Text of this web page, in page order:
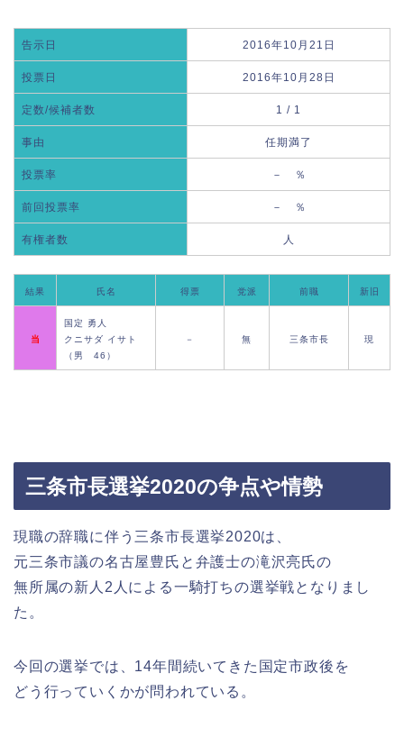
告示日 2016年10月21日
投票日 2016年10月28日
定数/候補者数 1 / 1
事由 任期満了
投票率 － ％
前回投票率 － ％
有権者数 人
結果 氏名 得票 党派 前職 新旧
当
国定 勇人
クニサダ イサト
（男 46）
－ 無 三条市長 現
三条市長選挙2020の争点や情勢
現職の辞職に伴う三条市長選挙2020は、
元三条市議の名古屋豊氏と弁護士の滝沢亮氏の
無所属の新人2人による一騎打ちの選挙戦となりまし
た。
今回の選挙では、14年間続いてきた国定市政後を
どう行っていくかが問われている。